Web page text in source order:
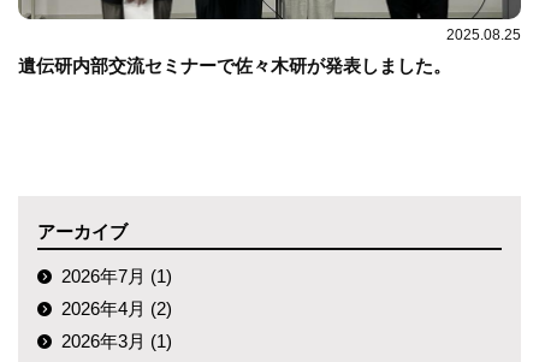
2025.08.25
遺伝研内部交流セミナーで佐々木研が発表しました。
アーカイブ
2026年7月 (1)
2026年4月 (2)
2026年3月 (1)